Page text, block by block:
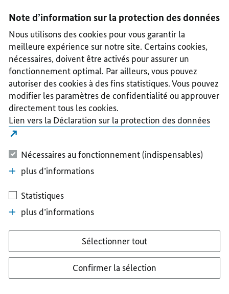
II
III
IV
V
Note d’information sur la protection des données
Nous utilisons des cookies pour vous garantir la
meilleure expérience sur notre site. Certains cookies,
nécessaires, doivent être activés pour assurer un
fonctionnement optimal. Par ailleurs, vous pouvez
autoriser des cookies à des fins statistiques. Vous pouvez
modifier les paramètres de confidentialité ou approuver
directement tous les cookies.
Lien vers la Déclaration sur la protection des données
Nécessaires au fonctionnement (indispensables)
plus d’informations
Statistiques
plus d’informations
Sélectionner tout
Confirmer la sélection